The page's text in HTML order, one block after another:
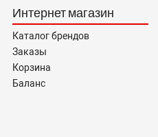
Интернет магазин
Каталог брендов
Заказы
Корзина
Баланс